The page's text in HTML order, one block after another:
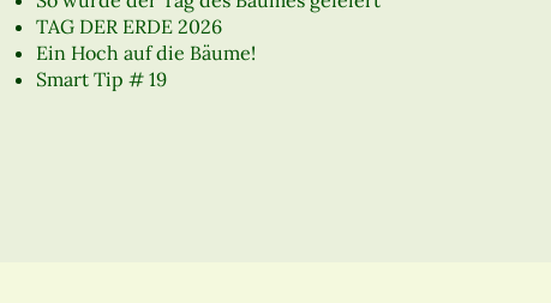
TAG DER ERDE 2026
Ein Hoch auf die Bäume!
Smart Tip # 19